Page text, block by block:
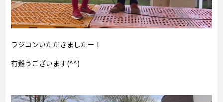
ラジコンいただきましたー！
有難うございます(^^)